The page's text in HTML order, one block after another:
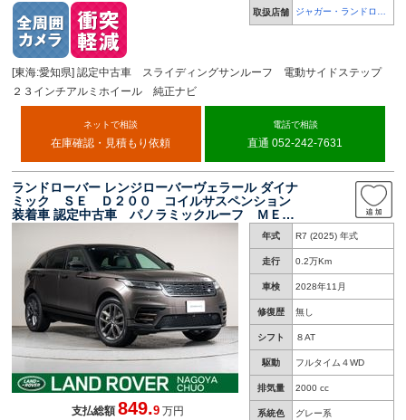
取扱店舗
ジャガー・ランドロー
[東海:愛知県] 認定中古車 スライディングサンルーフ 電動サイドステップ
２３インチアルミホイール 純正ナビ
ネットで相談
在庫確認・見積もり依頼
電話で相談
直通 052-242-7631
ランドローバー レンジローバーヴェラール ダイナ
ミック ＳＥ Ｄ２００ コイルサスペンション
装着車 認定中古車 パノラミックルーフ ＭＥＲ
ＩＤＩＡＮサウンド シートクーラー＆ヒータ
ー パワーバックドア ２０インチアルミホイー
ル 電動調整ステアリングコラム ＴＴメータ
ー ３Ｄサラウンドカメラ ＥＴＣ
年式 R7 (2025) 年式
走行 0.2万Km
車検 2028年11月
修復歴 無し
シフト ８AT
駆動 フルタイム４WD
排気量 2000 cc
系統色 グレー系
支払総額849.9 万円